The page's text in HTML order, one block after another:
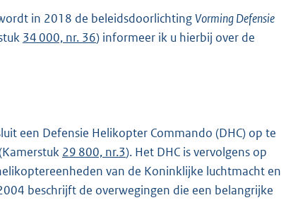
in 2018 de beleidsdoorlichtingVorming Defensie
34 000, nr. 36) informeer ik u hierbij over de
een Defensie Helikopter Commando (DHC) op te
29 800, nr.3). Het DHC is vervolgens op
van de Koninklijke luchtmacht en
beschrijft de overwegingen die een belangrijke